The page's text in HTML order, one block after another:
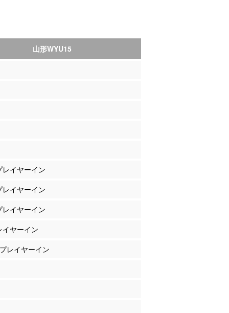
山形WYU15
イヤーイン
イヤーイン
イヤーイン
ヤーイン
レイヤーイン